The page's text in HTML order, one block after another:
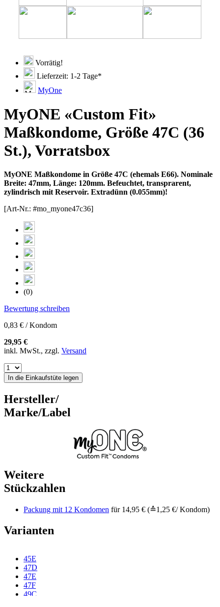
Vorrätig!
Lieferzeit: 1-2 Tage*
MyOne
MyONE «Custom Fit»
Maßkondome, Größe 47C (36
St.), Vorratsbox
MyONE Maßkondome in Größe 47C (ehemals E66). Nominale
Breite: 47mm, Länge: 120mm. Befeuchtet, transprarent,
zylindrisch mit Reservoir. Extradünn (0.055mm)!
[Art-Nr.: #mo_myone47c36]
(0)
Bewertung schreiben
0,83 € / Kondom
29,95 €
inkl. MwSt., zzgl. Versand
In die Einkaufstüte legen
Hersteller/
Marke/Label
Weitere
Stückzahlen
Packung mit 12 Kondomen für 14,95 € (≙1,25 €/ Kondom)
Varianten
45E
47D
47E
47F
49C